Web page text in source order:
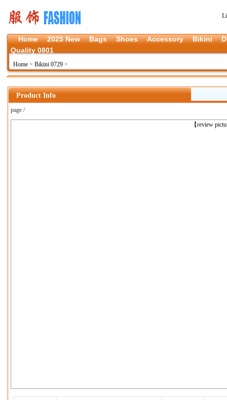
Home 2025 New Bags Shoes Accessory Bikini
Quality 0801
Home > Bikini 0729 >
Product Info
page /
【review
上一张